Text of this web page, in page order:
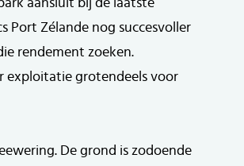
aansluit bij de laatste
Port Zélande nog succesvoller
rendement zoeken.
exploitatie grotendeels voor
De grond is zodoende